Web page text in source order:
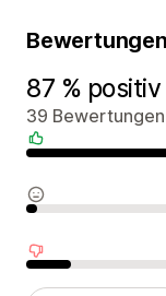
Bewertungen
87 % positiv
39
Positive
Neutrale
Negative